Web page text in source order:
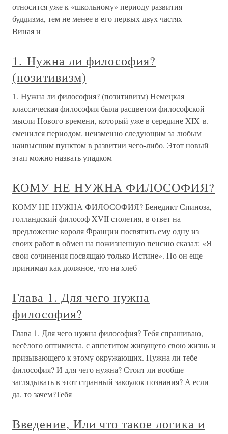
относится уже к «школьному» периоду развития
буддизма, тем не менее в его первых двух частях —
Виная и
1. Нужна ли философия?
(позитивизм)
1. Нужна ли философия? (позитивизм) Немецкая
классическая философия была расцветом философской
мысли Нового времени, который уже в середине XIX в.
сменился периодом, неизменно следующим за любым
наивысшим пунктом в развитии чего-либо. Этот новый
этап можно назвать упадком
КОМУ НЕ НУЖНА ФИЛОСОФИЯ?
КОМУ НЕ НУЖНА ФИЛОСОФИЯ? Бенедикт Спиноза,
голландский философ XVII столетия, в ответ на
предложение короля Франции посвятить ему одну из
своих работ в обмен на пожизненную пенсию сказал: «Я
свои сочинения посвящаю только Истине». Но он еще
принимал как должное, что на хлеб
Глава 1. Для чего нужна
философия?
Глава 1. Для чего нужна философия? Тебя спрашиваю,
весёлого оптимиста, с аппетитом живущего свою жизнь и
призывающего к этому окружающих. Нужна ли тебе
философия? И для чего нужна? Стоит ли вообще
заглядывать в этот странный закоулок познания? А если
да, то зачем?Тебя
Введение, Или что такое логика и